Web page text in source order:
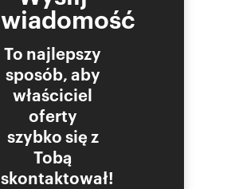
wiadomość
To najlepszy
sposób, aby
właściciel
oferty
szybko się z
Tobą
skontaktował!